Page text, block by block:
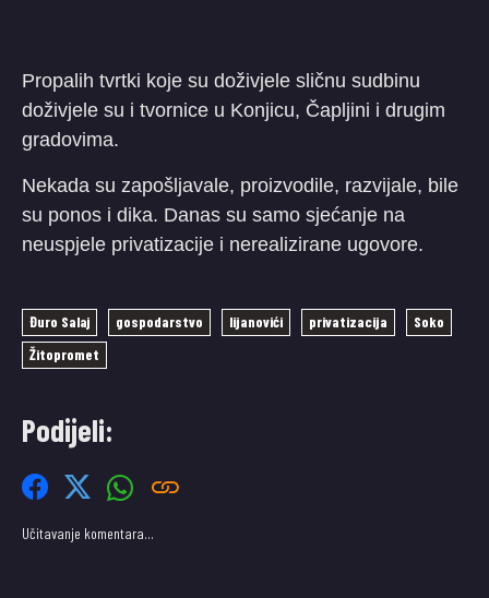
Propalih tvrtki koje su doživjele sličnu sudbinu
doživjele su i tvornice u Konjicu, Čapljini i drugim
gradovima.
Nekada su zapošljavale, proizvodile, razvijale, bile
su ponos i dika. Danas su samo sjećanje na
neuspjele privatizacije i nerealizirane ugovore.
Đuro Salaj gospodarstvo lijanovići privatizacija
Soko
Žitopromet
Podijeli:
Učitavanje komentara…